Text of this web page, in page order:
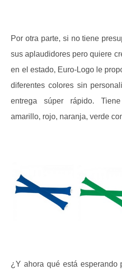
Por otra parte, si no tiene
sus aplaudidores pero quiere
en el estado, Euro-Logo le
diferentes colores sin
entrega súper rápido.
amarillo, rojo, naranja, verde
¿Y ahora qué está esperando